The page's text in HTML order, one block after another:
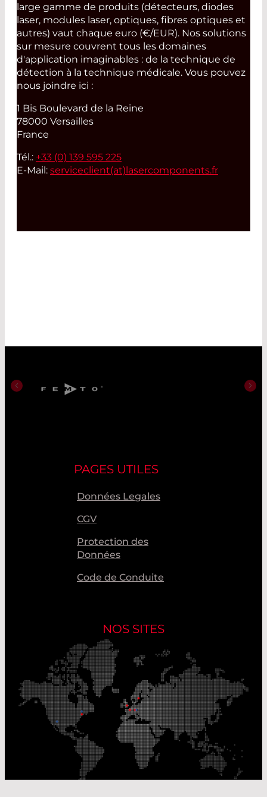
large gamme de produits (détecteurs, diodes
laser, modules laser, optiques, fibres optiques et
autres) vaut chaque euro (€/EUR). Nos solutions
sur mesure couvrent tous les domaines
d'application imaginables : de la technique de
détection à la technique médicale. Vous pouvez
nous joindre ici :
1 Bis Boulevard de la Reine
78000 Versailles
France
Tél.: +33 (0) 139 595 225
E-Mail: serviceclient(at)lasercomponents.fr
PAGES UTILES
Données Legales
CGV
Protection des
Données
Code de Conduite
NOS SITES